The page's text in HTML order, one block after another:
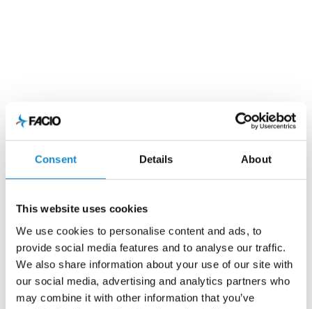
Consent Details About
This website uses cookies
We use cookies to personalise content and ads, to
provide social media features and to analyse our traffic.
We also share information about your use of our site with
our social media, advertising and analytics partners who
may combine it with other information that you’ve